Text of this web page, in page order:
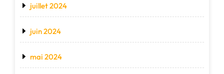
juillet 2024
juin 2024
mai 2024